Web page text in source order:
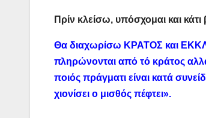
Πρίν κλείσω, υπόσχομαι και
Θα διαχωρίσω ΚΡΑΤΟΣ και
πληρώνονται από τό κράτος
ποιός πράγματι είναι κατά
χιονίσει ο μισθός πέφτει».